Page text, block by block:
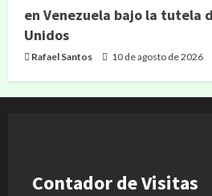
en Venezuela bajo la tutela
Unidos
Rafael Santos 10 de agosto de 2026
Contador de Visitas